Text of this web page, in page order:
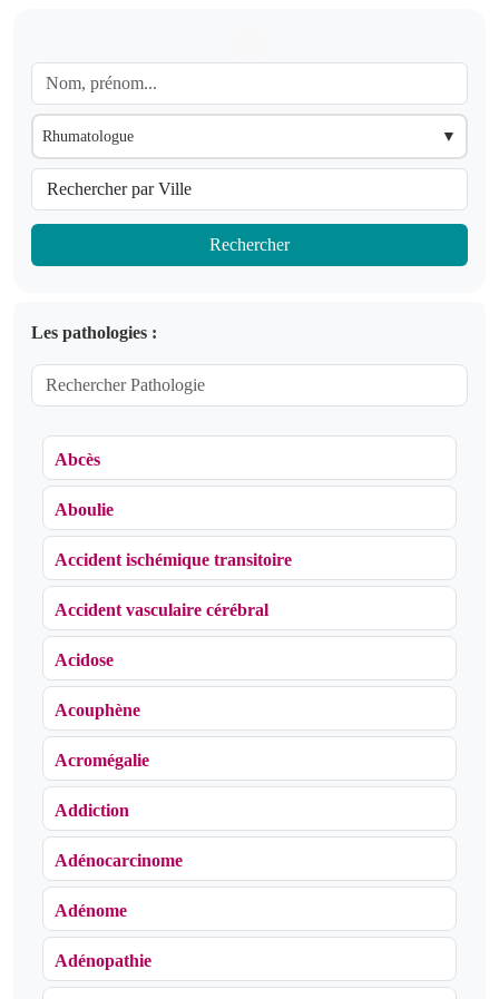
Rhumatologue ▼
Rechercher
Les pathologies :
Abcès
Aboulie
Accident ischémique transitoire
Accident vasculaire cérébral
Acidose
Acouphène
Acromégalie
Addiction
Adénocarcinome
Adénome
Adénopathie